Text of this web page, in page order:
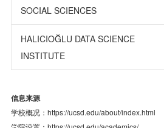
SOCIAL SCIENCES
HALICIOĞLU DATA SCIENCE
INSTITUTE
信息来源
学校概况：https://ucsd.edu/about/index.html